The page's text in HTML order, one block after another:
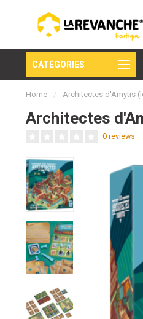
CATÉGORIES
Home / Architectes d'Amytis
Architectes
0 reviews